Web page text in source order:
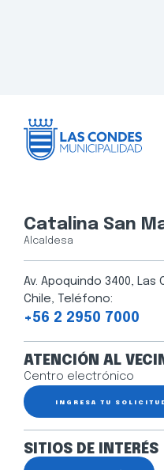
Catalina San
Alcaldesa
Av. Apoquindo 3400,
Chile, Teléfono:
+56 2 2950 7000
ATENCIÓN AL
Centro electrónico
INGRESA TU
SITIOS DE INTERÉS